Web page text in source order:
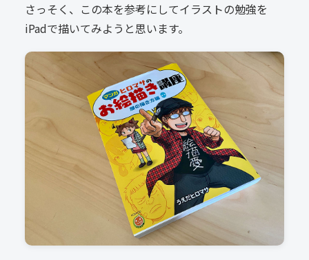
さっそく、この本を参考にしてイラストの勉強を
iPadで描いてみようと思います。